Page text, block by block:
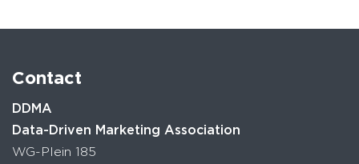
Contact
DDMA
Data-Driven Marketing Association
WG-Plein 185